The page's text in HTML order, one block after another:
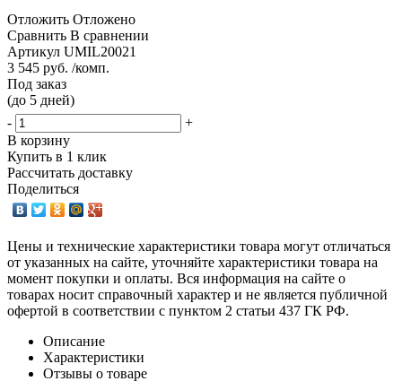
Отложить Отложено
Сравнить В сравнении
Артикул UMIL20021
3 545 руб. /комп.
Под заказ
(до 5 дней)
-
+
В корзину
Купить в 1 клик
Рассчитать доставку
Поделиться
Цены и технические характеристики товара могут отличаться
от указанных на сайте, уточняйте характеристики товара на
момент покупки и оплаты. Вся информация на сайте о
товарах носит справочный характер и не является публичной
офертой в соответствии с пунктом 2 статьи 437 ГК РФ.
Описание
Характеристики
Отзывы о товаре